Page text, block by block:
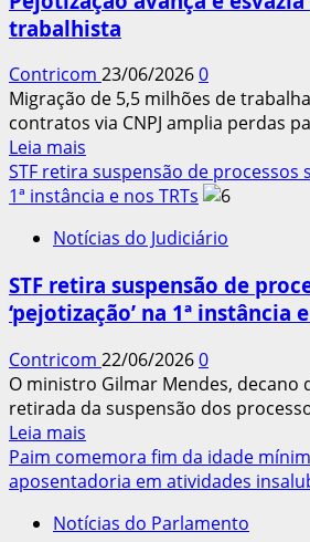
a
hora
verdade
para
a
jornada
de
40h
trabalhista
Contricom 23/06/20260
Migração de 5,5 milhões de
contratos via CNPJ amplia perdas
Leia mais
mais
sobre
avança
esvazia
proteção
STF retira suspensão de processos
1ª instância e nos TRTs
Notícias do Judiciário
STF retira suspensão de
‘pejotização’ na 1ª instância
Contricom 22/06/20260
O ministro Gilmar Mendes, decano
retirada da suspensão dos
Leia mais
mais
sobre
retira
Paim comemora fim da idade
aposentadoria em atividades
Notícias do Parlamento